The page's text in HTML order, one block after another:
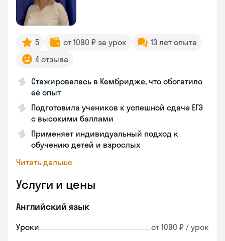
5 от 1090 ₽ за урок
13 лет опыта
4 отзыва
Стажировалась в Кембридже, что обогатило
её опыт
Подготовила учеников к успешной сдаче ЕГЭ
с высокими баллами
Применяет индивидуальный подход к
обучению детей и взрослых
Читать дальше
Услуги и цены
Английский язык
Уроки от 1090 ₽ / урок